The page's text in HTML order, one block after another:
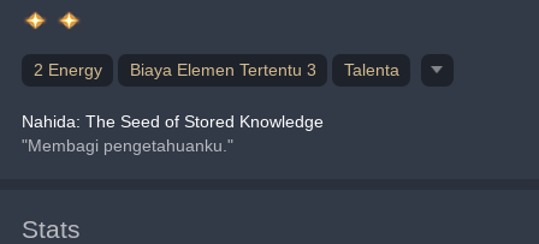
2 Energy Biaya Elemen Tertentu 3 Talenta
Nahida: The Seed of Stored Knowledge
"Membagi pengetahuanku."
Stats